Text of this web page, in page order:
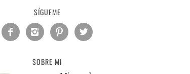
SÍGUEME
   
SOBRE MI